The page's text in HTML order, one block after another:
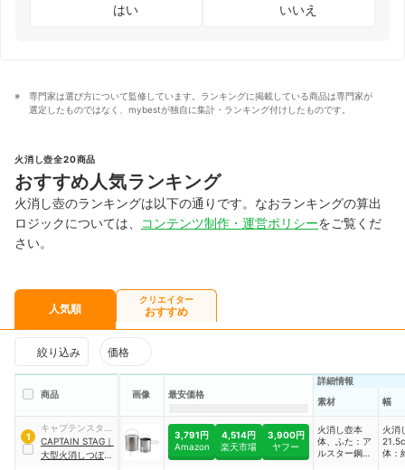
はい いいえ
専門家は選び方について監修しています。ランキングに掲載している商品は専門家が
選定したものではなく、mybestが独自に集計・ランキング付けしたものです。
火消し壺全20商品
おすすめ人気ランキング
火消し壺のランキングは以下の通りです。なおランキングの算出
ロジックについては、
コンテンツ制作・運営ポリシーをご覧くだ
さい。
人気順
クリエイター
おすすめ
絞り込み 価格
商品 画像 最安価格
詳細情報
素材
幅
1
キャプテンスタッ
グ
CAPTAIN STAG ｜
大型火消しつぼ 火
3,791円
Amazon
4,514円
楽天市場
3,900円
ヤフー
火消し壺本
体、ふた：ア
ルスター鋼板
火消
体：